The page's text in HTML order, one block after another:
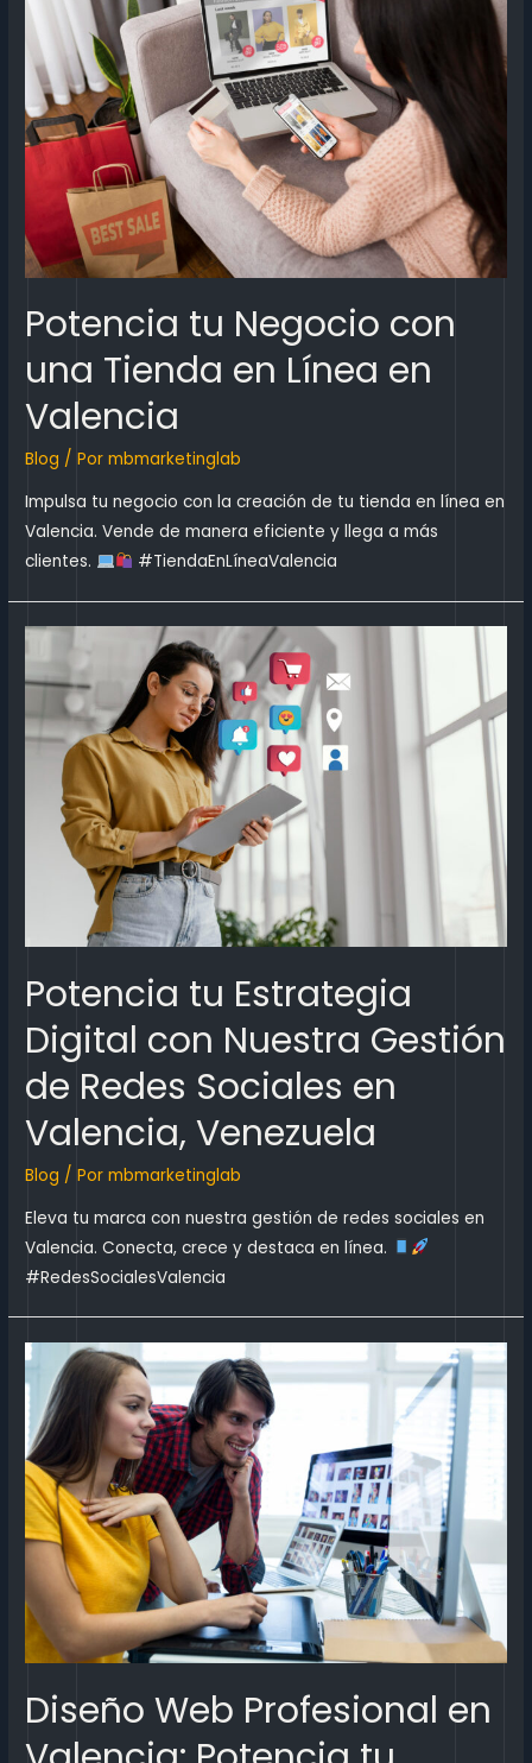
Potencia tu Negocio con
una Tienda en Línea en
Valencia
Blog / Pormbmarketinglab
Impulsa tu negocio con la creación de tu tienda en línea en
Valencia. Vende de manera eficiente y llega a más
clientes.
#TiendaEnLíneaValencia
Potencia tu Estrategia
Digital con Nuestra Gestión
de Redes Sociales en
Valencia, Venezuela
Blog / Pormbmarketinglab
Eleva tu marca con nuestra gestión de redes sociales en
Valencia. Conecta, crece y destaca en línea.
#RedesSocialesValencia
Diseño Web Profesional en